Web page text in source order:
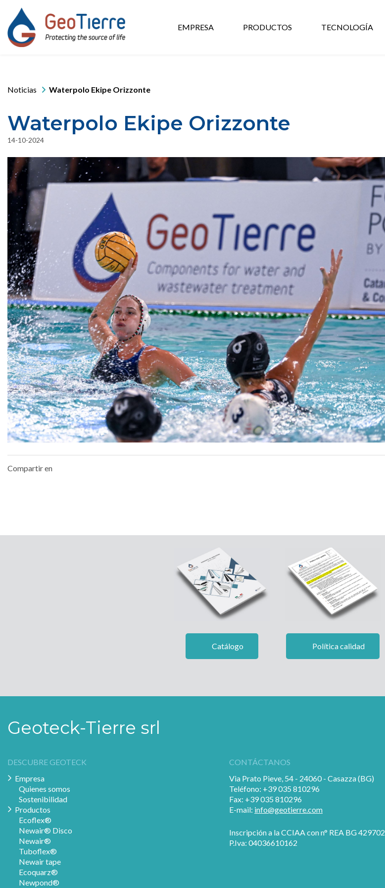
EMPRESA PRODUCTOS TECNOLOGÍA
Noticias Waterpolo Ekipe Orizzonte
Waterpolo Ekipe Orizzonte
14-10-2024
Compartir en
Catálogo Política calidad
Geoteck-Tierre srl
DESCUBRE GEOTECK
Empresa
Quienes somos
Sostenibilidad
Productos
Ecoflex®
Newair® Disco
Newair®
Tuboflex®
Newair tape
Ecoquarz®
Newpond®
CONTÁCTANOS
Via Prato Pieve, 54 - 24060 - Casazza (BG)
Teléfono: +39 035 810296
Fax: +39 035 810296
E-mail: info@geotierre.com
Inscripción a la CCIAA con n° REA BG 429702
P.Iva: 04036610162